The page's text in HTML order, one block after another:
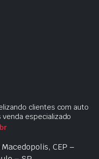
clientes com auto
especializado
CEP –